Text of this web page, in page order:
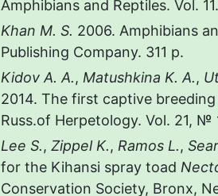
Amphibians and Reptiles. Vol.
Khan M. S. 2006. Amphibians
Publishing Company. 311 p.
Kidov A. A., Matushkina K. A.,
2014. The first captive
Russ.of Herpetology. Vol. 21, №
Lee S., Zippel K., Ramos L.,
for the Kihansi spray toad
Conservation Society, Bronx,